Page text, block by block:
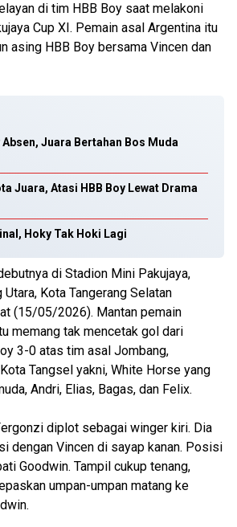
di tim HBB Boy saat melakoni
Cup XI. Pemain asal Argentina itu
asing HBB Boy bersama Vincen dan
Absen, Juara Bertahan Bos Muda
Juara, Atasi HBB Boy Lewat Drama
Hoky Tak Hoki Lagi
di Stadion Mini Pakujaya,
Kota Tangerang Selatan
(15/05/2026). Mantan pemain
memang tak mencetak gol dari
3-0 atas tim asal Jombang,
Tangsel yakni, White Horse yang
Andri, Elias, Bagas, dan Felix.
diplot sebagai winger kiri. Dia
dengan Vincen di sayap kanan. Posisi
Goodwin. Tampil cukup tenang,
umpan-umpan matang ke